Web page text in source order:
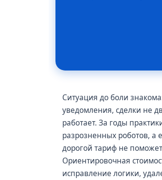
Ситуация до боли
уведомления, сделки не
работает. За годы
разрозненных роботов, а
дорогой тариф не
Ориентировочная
исправление логики,